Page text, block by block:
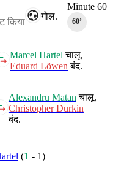
Minute 60
60‎’‎
गोल.
किया
Marcel Hartel चालू.
Eduard Löwen बंद.
Alexandru Matan चालू.
Christopher Durkin
बंद.
(1 - 1)